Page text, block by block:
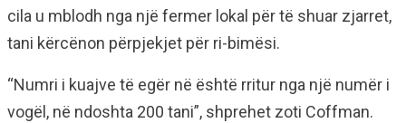
cila u mblodh nga një fermer lokal për të shuar zjarret,
tani kërcënon përpjekjet për ri-bimësi.
“Numri i kuajve të egër në është rritur nga një numër i
vogël, në ndoshta 200 tani”, shprehet zoti Coffman.